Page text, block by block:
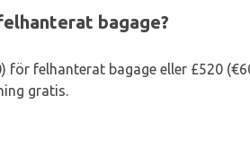
bagage?
för felhanterat bagage eller £520
gratis.